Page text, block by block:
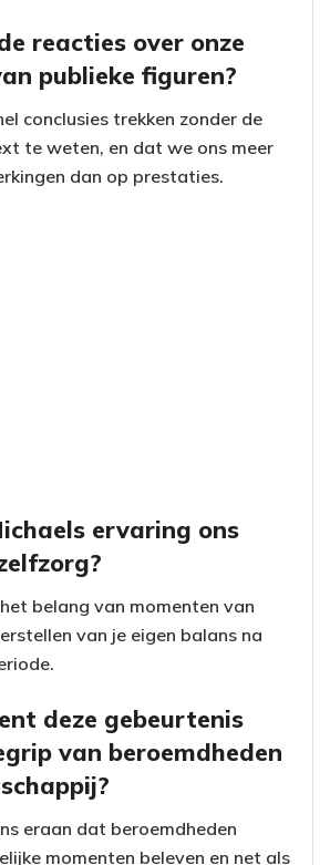
reacties over onze
publieke figuren?
conclusies trekken zonder de
te weten, en dat we ons meer
dan op prestaties.
ervaring ons
belang van momenten van
van je eigen balans na
deze gebeurtenis
van beroemdheden
eraan dat beroemdheden
momenten beleven en net als